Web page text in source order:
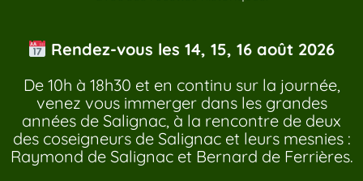
Rendez-vous les 14, 15, 16 août 2026
De 10h à 18h30 et en continu sur la journée,
venez vous immerger dans les grandes
années de Salignac, à la rencontre de deux
des coseigneurs de Salignac et leurs mesnies :
Raymond de Salignac et Bernard de Ferrières.